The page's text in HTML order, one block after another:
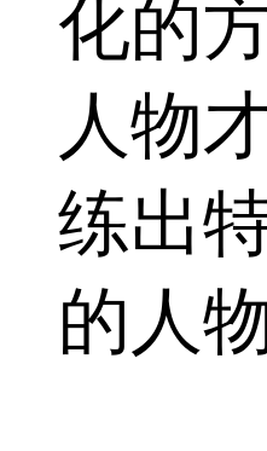
化的
人物
练出
的人